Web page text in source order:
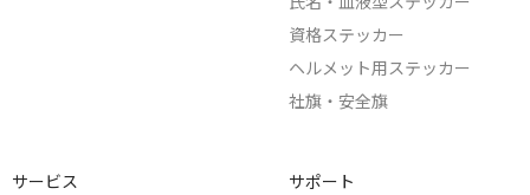
資格ステッカー
ヘルメット用ステッカー
社旗・安全旗
サービス
サポート